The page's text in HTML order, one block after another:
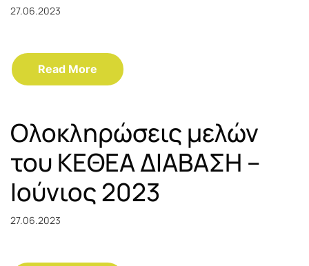
27.06.2023
Read More
Ολοκληρώσεις μελών
του ΚΕΘΕΑ ΔΙΑΒΑΣΗ –
Ιούνιος 2023
27.06.2023